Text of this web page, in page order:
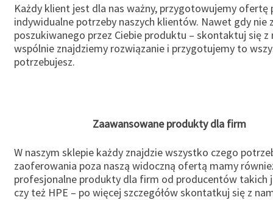
Każdy klient jest dla nas ważny, przygotowujemy ofertę
indywidualne potrzeby naszych klientów. Nawet gdy nie
poszukiwanego przez Ciebie produktu – skontaktuj się z
wspólnie znajdziemy rozwiązanie i przygotujemy to
potrzebujesz.
Zaawansowane produkty dla firm
W naszym sklepie każdy znajdzie wszystko czego
zaoferowania poza naszą widoczną ofertą mamy
profesjonalne produkty dla firm od producentów takich
czy też HPE – po więcej szczegółów skontatkuj się z